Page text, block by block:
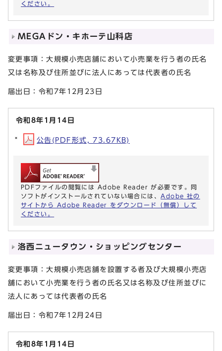
ください。
MEGAドン・キホーテ山科店
変更事項：大規模小売店舗において小売業を行う者の氏名
又は名称及び住所並びに法人にあっては代表者の氏名
届出日：令和7年12月23日
令和8年1月14日
公告(PDF形式, 73.67KB)
PDFファイルの閲覧には Adobe Reader が必要です。同
ソフトがインストールされていない場合には、 Adobe 社の
サイトから Adobe Reader をダウンロード（無償）して
ください。
洛西ニュータウン・ショッピングセンター
変更事項：大規模小売店舗を設置する者及び大規模小売店
舗において小売業を行う者の氏名又は名称及び住所並びに
法人にあっては代表者の氏名
届出日：令和7年12月24日
令和8年1月14日